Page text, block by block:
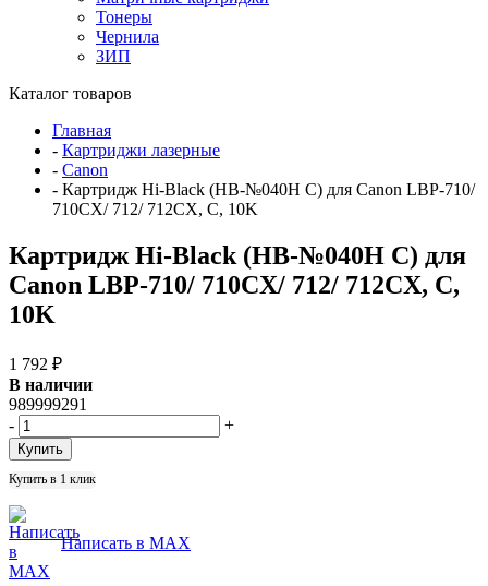
Тонеры
Чернила
ЗИП
Каталог товаров
Главная
- Картриджи лазерные
- Canon
- Картридж Hi-Black (HB-№040H C) для Canon LBP-710/
710CX/ 712/ 712CX, C, 10K
Картридж Hi-Black (HB-№040H C) для
Canon LBP-710/ 710CX/ 712/ 712CX, C,
10K
1 792 ₽
В наличии
989999291
-
+
Купить в 1 клик
Написать в MAX